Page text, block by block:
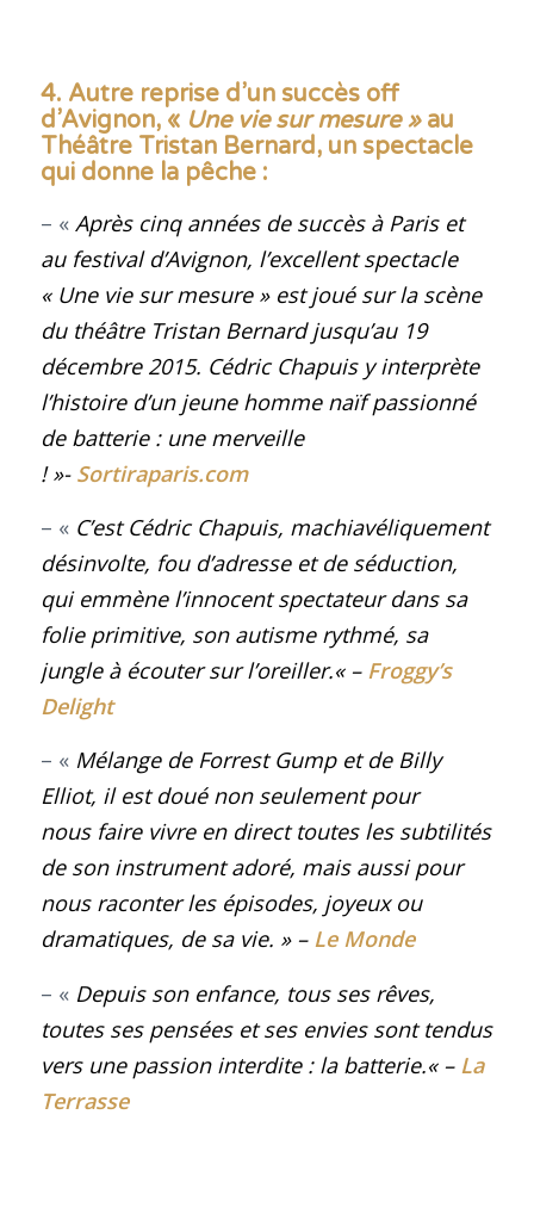
4. Autre reprise d’un succès off
d’Avignon, « Une vie sur mesure »au
Théâtre Tristan Bernard, un spectacle
qui donne la pêche:
– « Après cinq années de succès à Paris et
au festival d’Avignon, l’excellent spectacle
« Une vie sur mesure » est joué sur la scène
du théâtre Tristan Bernard jusqu’au 19
décembre 2015. Cédric Chapuis y interprète
l’histoire d’un jeune homme naïf passionné
de batterie : une merveille
! »- Sortiraparis.com
– « C’estCédric Chapuis, machiavéliquement
désinvolte, fou d’adresse et de séduction,
qui emmène l’innocent spectateur dans sa
folie primitive, son autisme rythmé, sa
jungle à écouter sur l’oreiller.« – Froggy’s
Delight
– « Mélange de Forrest Gump et de Billy
Elliot, il est doué non seulement pour
nous faire vivre en direct toutes les subtilités
de son instrument adoré, mais aussi pour
nous raconter les épisodes, joyeux ou
dramatiques, de sa vie. » – Le Monde
– « Depuis son enfance, tous ses rêves,
toutes ses pensées et ses envies sont tendus
vers une passion interdite : la batterie.« – La
Terrasse